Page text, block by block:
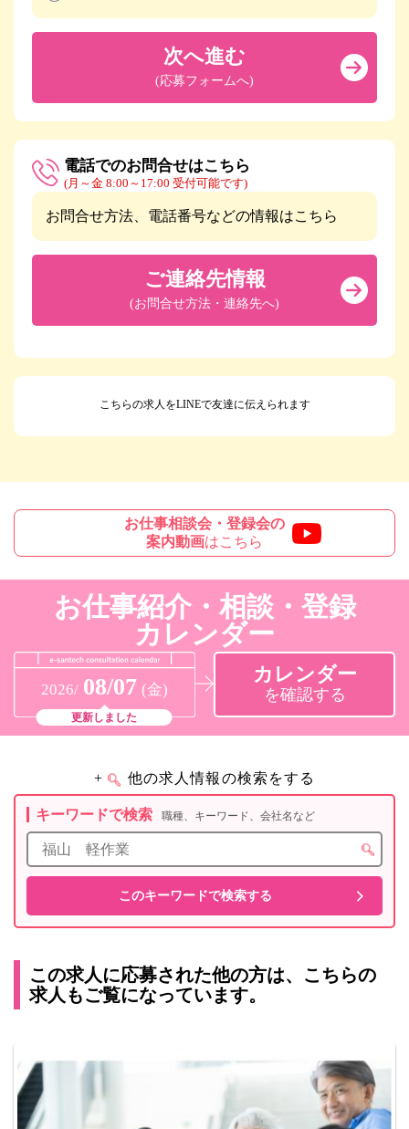
次へ進む
(応募フォームへ)
電話でのお問合せはこちら
(月～金 8:00～17:00 受付可能です)
お問合せ方法、電話番号などの情報はこちら
ご連絡先情報
(お問合せ方法・連絡先へ)
こちらの求人をLINEで友達に伝えられます
お仕事相談会・登録会の
案内動画はこちら
お仕事紹介・相談・登録
カレンダー
2026/ 08/07 (金)
更新しました
カレンダー
を確認する
+ 他の求人情報の検索をする
キーワードで検索 職種、キーワード、会社名など
この求人に応募された他の方は、こちらの
求人もご覧になっています。